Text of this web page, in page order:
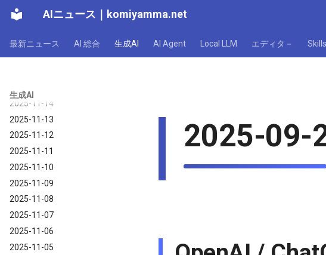
AIニュース komiyamma.net
最新ニュース AI 総合 生成AI AI Agent Local LLM エディタ－ Skills
生成AI
2025-11-20
2025-11-19
2025-11-18
2025-11-17
2025-11-14
2025-11-13
2025-11-12
2025-11-11
2025-11-10
2025-11-09
2025-11-08
2025-11-07
2025-11-06
2025-11-05
2025-09-